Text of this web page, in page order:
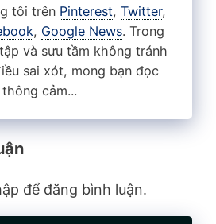
tôi trên Pinterest, Twitter,
, Google News. Trong
và sưu tầm không tránh
sai xót, mong bạn đọc
thông cảm...
để đăng bình luận.